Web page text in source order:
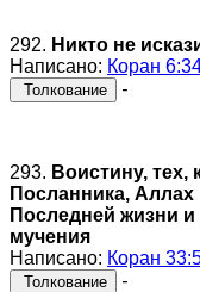
292. Никто не
Написано: Коран
Толкование -
293. Воистину, тех,
Посланника,
Последней жизни
мучения
Написано: Коран
Толкование -